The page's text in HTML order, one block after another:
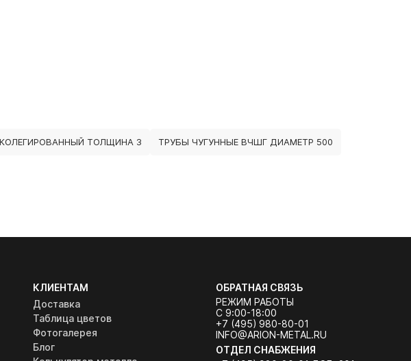
ТОЛЩИНА 3 ТРУБЫ ЧУГУННЫЕ ВЧШГ ДИАМЕТР 500
КЛИЕНТАМ
Доставка
Таблица цветов
Фотогалерея
Блог
ОБРАТНАЯ СВЯЗЬ
РЕЖИМ РАБОТЫ
С 9:00-18:00
+7 (495) 980-80-01
INFO@ARION-METAL.RU
ОТДЕЛ СНАБЖЕНИЯ